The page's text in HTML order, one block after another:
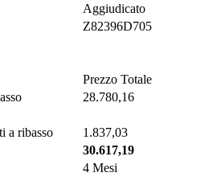
Aggiudicato
Z82396D705
Prezzo Totale
28.780,16
a ribasso
1.837,03
30.617,19
4 Mesi